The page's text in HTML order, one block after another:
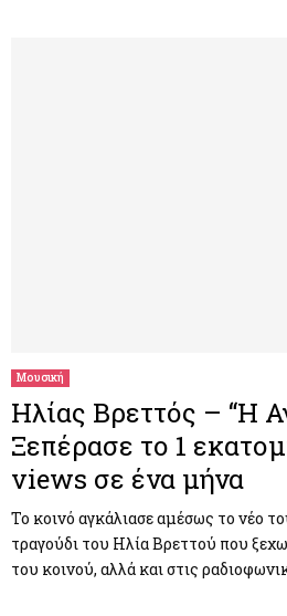
Μουσική
Ηλίας Βρεττός – “Η
Ξεπέρασε το 1
views σε ένα μήνα
Το κοινό αγκάλιασε αμέσως το νέο
τραγούδι του Ηλία Βρεττού που
του κοινού, αλλά και στις